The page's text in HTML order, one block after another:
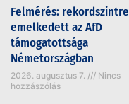
Felmérés: rekordszintre
emelkedett az AfD
támogatottsága
Németországban
2026. augusztus 7.
Nincs
hozzászólás